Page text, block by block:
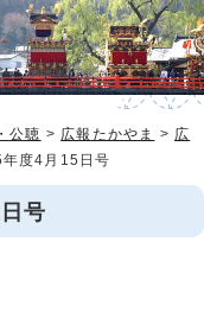
公聴 > 広報たかやま > 広
度4月15日号
号